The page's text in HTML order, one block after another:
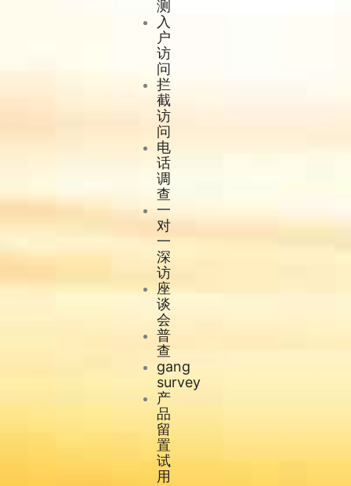
测
入
户
访
问
拦
截
访
问
电
话
调
查
一
对
一
深
访
座
谈
会
普
查
gang
survey
产
品
留
置
试
用